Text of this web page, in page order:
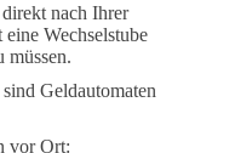
nach Ihrer
Wechselstube
müssen.
Geldautomaten
vor Ort: